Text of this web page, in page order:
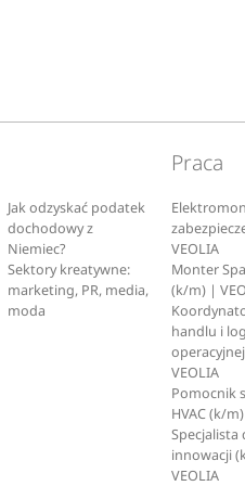
Jak odzyskać podatek
dochodowy z
Niemiec?
Sektory kreatywne:
marketing, PR, media,
moda
Praca
VEOLIA
Monter
(k/m) |
handlu i
VEOLIA
Pomocnik
HVAC (k/
Specjalista
innowacji
VEOLIA